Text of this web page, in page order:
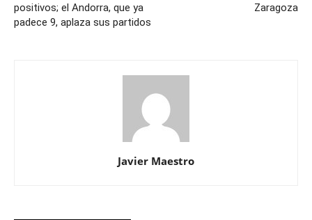
positivos; el Andorra, que ya
padece 9, aplaza sus partidos
Zaragoza
Javier Maestro